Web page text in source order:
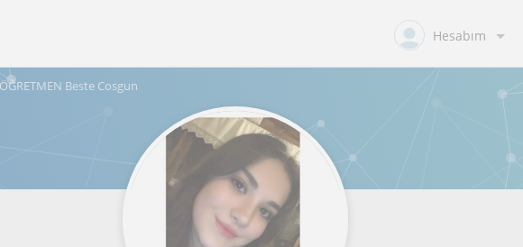
Hesabım
ÖĞRETMEN Beste Cosgun